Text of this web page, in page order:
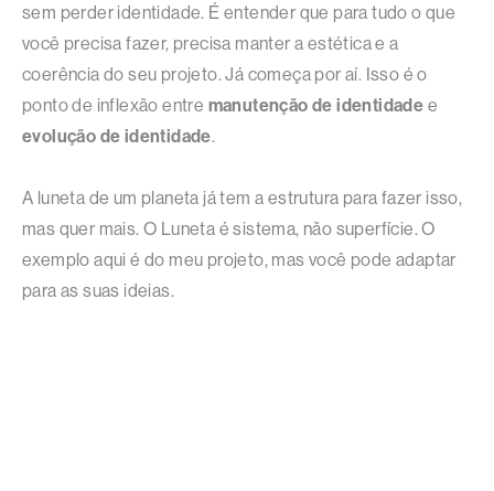
sem perder identidade. É entender que para tudo o que
você precisa fazer, precisa manter a estética e a
coerência do seu projeto. Já começa por aí. Isso é o
ponto de inflexão entre manutenção de identidade e
evolução de identidade.
A luneta de um planeta já tem a estrutura para fazer isso,
mas quer mais. O Luneta é sistema, não superfície. O
exemplo aqui é do meu projeto, mas você pode adaptar
para as suas ideias.